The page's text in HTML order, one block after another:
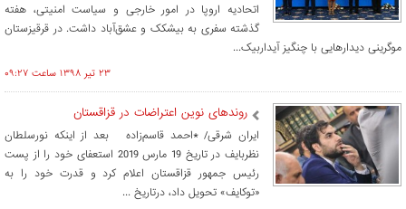
اتحادیه اروپا در امور خارجی و سیاست امنیتی، هفته
گذشته سفری به بیشکک و عشق‌آباد داشت. در قرقیزستان
موگرینی دیدارهایی با چنگیز آیداربیک‌...
۲۳ تير ۱۳۹۸ ساعت ۰۹:۲۷
روندهای نوین اعتراضات در قزاقستان
ایران شرقی/ *احمد قاسم‌زاده بعد از اینکه نورسلطان
نظربایف در تاریخ 19 مارس 2019 استعفای خود را از پست
رئیس جمهور قزاقستان اعلام کرد و قدرت خود را به
«توکایف» تحویل داد، درتاریخ ...